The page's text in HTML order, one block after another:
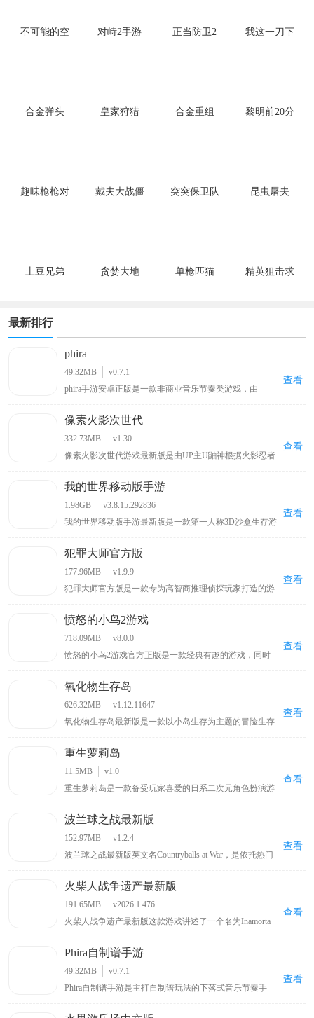
不可能的空
对峙2手游 正当防卫2
我这一刀下
合金弹头 皇家狩猎 合金重组
黎明前20分
趣味枪枪对
戴夫大战僵
突突保卫队 昆虫屠夫
土豆兄弟 贪婪大地 单枪匹猫
精英狙击求
最新排行
phira
49.32MB
v0.7.1
phira手游安卓正版是一款非商业音乐节奏类游戏，由
自制音乐谱，包括网上知名度很高的零号车辆、喜之郎果
肉果冻、我要当太空人、初音未来的消失等原创歌曲关卡
都可以在这里找到，可以让玩家在玩游戏的同时也能听音
乐。
查看
像素火影次世代
332.73MB
v1.30
像素火影次世代游戏最新版是由UP主U鼬神根据火影忍者
佩恩、宇智波斑「秽土转生·解」等多位原作角色，每个角
色拥有独特的技能组合与秘卷系统，玩家可通过连招、位
移与特殊技实现高自由度操作。除单人剧情外，还包含对
战、忍界大战、无尽试炼、演练等玩法，满足休闲刷本与
查看
我的世界移动版手游
1.98GB
v3.8.15.292836
我的世界移动版手游最新版是一款第一人称3D沙盒生存游
物，放置方块，制作工具和武器来生存和生活，并挑战不
同的敌对生物。另外，我的世界移动版手游最新版中为了
让大家的可玩性不在单一，开放了生存模式和上帝模式两
种模式，这两种模式都有着自己的特色之处和不同的游戏
宝藏，打猎获取食物，开创通往异世界的大门，召唤神话
远古巨龙等。
查看
犯罪大师官方版
177.96MB
v1.9.9
犯罪大师官方版是一款专为高智商推理侦探玩家打造的游
一位置，游戏内有超多真实案件，还支持多人合作共同解
谜
查看
愤怒的小鸟2游戏
718.09MB
v8.0.0
愤怒的小鸟2游戏官方正版是一款经典有趣的游戏，同时
现有了很大的提升，场景立体效果也显得更加的突出，给
玩家带来很强的视觉冲击力，而小鸟角色得益于在3D画面
的加持下，显得更加生动可爱，相信能给玩家带来别样的
惊喜。
查看
氧化物生存岛
626.32MB
v1.12.11647
氧化物生存岛最新版是一款以小岛生存为主题的冒险生存
表、服装列表信息，岛上有废弃城市，包含商场、加油站
等建筑物场景可供探索，但要留意棕熊等野兽带来的威胁
。
查看
重生萝莉岛
11.5MB
v1.0
重生萝莉岛是一款备受玩家喜爱的日系二次元角色扮演游
过多样化剧情选择与互动玩法体验紧张刺激探索之旅，游
戏场景设计精良、角色形象生动，战斗系统和日常互动都
充满趣味性
查看
波兰球之战最新版
152.97MB
v1.2.4
波兰球之战最新版英文名Countryballs at War，是依托热门
双玩法，玩家任选国家阵营执掌政权，统筹资源调配、兵
种编组、外交博弈，稳步扩张国土版图，发展国力登顶超
级大国。游戏原生支持简体中文，手动切换即可适配母语
游玩，兼顾趣味玩梗与深度策略博弈，适配策略游戏爱好
查看
火柴人战争遗产最新版
191.65MB
v2026.1.476
火柴人战争遗产最新版这款游戏讲述了一个名为Inamorta
争工艺。该游戏场景设计宏伟，地图广袤，在地图上会有
不同国家划分出来疆域，你将依照不断增加的战争工艺来
突破各个国家的防御，好吸取成熟的战争艺术，游戏关卡
多样，具备的玩法也非常丰富，绝对会给予你非常刺激的
查看
Phira自制谱手游
49.32MB
v0.7.1
Phira自制谱手游是主打自制谱玩法的下落式音乐节奏手
查看